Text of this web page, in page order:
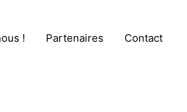
! Partenaires Contact